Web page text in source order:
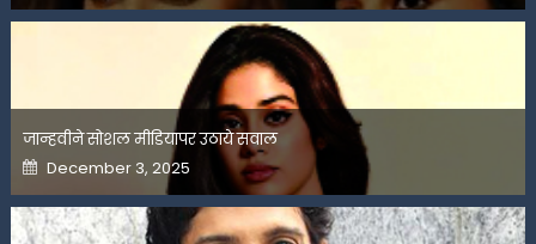
जान्हवीने सोशल मीडियापर उठाये सवाल
Posted
on
December 3, 2025